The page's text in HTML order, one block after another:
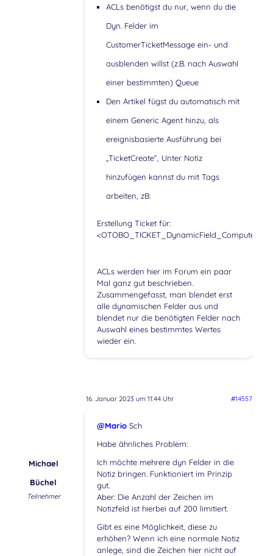
ACLs benötigst du nur, wenn du die
Dyn. Felder im
CustomerTicketMessage ein- und
ausblenden willst (z.B. nach Auswahl
einer bestimmten) Queue
Den Artikel fügst du automatisch mit
einem Generic Agent hinzu, als
ereignisbasierte Ausführung bei
„TicketCreate“, Unter Notiz
hinzufügen kannst du mit Tags
arbeiten, zB:
Erstellung Ticket für:
ACLs werden hier im Forum ein paar
Mal ganz gut beschrieben.
Zusammengefasst, man blendet erst
alle dynamischen Felder aus und
blendet nur die benötigten Felder nach
Auswahl eines bestimmtes Wertes
wieder ein.
16. Januar 2023 um 11:44 Uhr #14557
Michael
Büchel
Teilnehmer
@MarioSch
Habe ähnliches Problem:
Ich möchte mehrere dyn Felder in die
Notiz bringen. Funktioniert im Prinzip
gut.
Aber: Die Anzahl der Zeichen im
Notizfeld ist hierbei auf 200 limitiert.
Gibt es eine Möglichkeit, diese zu
erhöhen? Wenn ich eine normale Notiz
anlege, sind die Zeichen hier nicht auf